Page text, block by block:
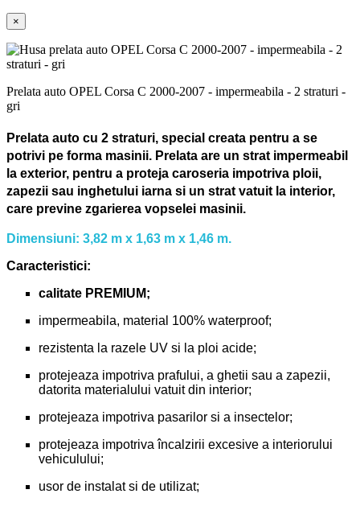
×
Prelata auto OPEL Corsa C 2000-2007 - impermeabila - 2 straturi -
gri
Prelata auto cu 2 straturi, special creata pentru a se
potrivi pe forma masinii. Prelata are un strat impermeabil
la exterior, pentru a proteja caroseria impotriva ploii,
zapezii sau inghetului iarna si un strat vatuit la interior,
care previne zgarierea vopselei masinii.
Dimensiuni: 3,82 m x 1,63 m x 1,46 m.
Caracteristici:
calitate PREMIUM;
impermeabila, material 100% waterproof;
rezistenta la razele UV si la ploi acide;
protejeaza impotriva prafului, a ghetii sau a zapezii,
datorita materialului vatuit din interior;
protejeaza impotriva pasarilor si a insectelor;
protejeaza impotriva încalzirii excesive a interiorului
vehiculului;
usor de instalat si de utilizat;